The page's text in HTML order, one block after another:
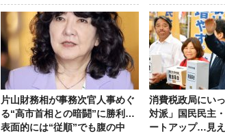
片山財務相が事務次官人事めぐ
る“高市首相との暗闘”に勝利…
表面的には“従順”でも腹の中
消費税政局にい
対派」国民民主
ートアップ…見